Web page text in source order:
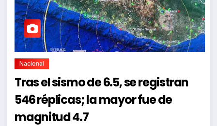
Nacional
Tras el sismo de 6.5, se registran
546 réplicas; la mayor fue de
magnitud 4.7